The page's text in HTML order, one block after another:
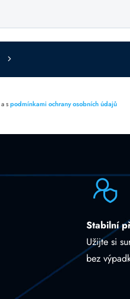
a spodmínkami ochrany osobních údajů
Stabilní
Užijte si
bez